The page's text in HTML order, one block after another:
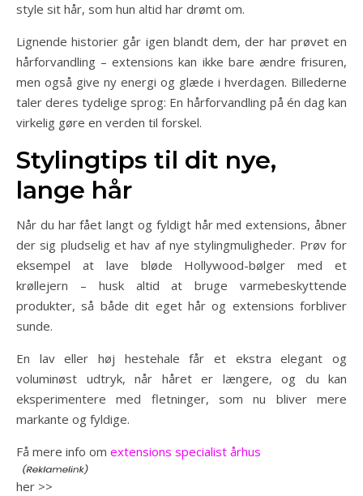
style sit hår, som hun altid har drømt om.
Lignende historier går igen blandt dem, der har prøvet en
hårforvandling – extensions kan ikke bare ændre frisuren,
men også give ny energi og glæde i hverdagen. Billederne
taler deres tydelige sprog: En hårforvandling på én dag kan
virkelig gøre en verden til forskel.
Stylingtips til dit nye,
lange hår
Når du har fået langt og fyldigt hår med extensions, åbner
der sig pludselig et hav af nye stylingmuligheder. Prøv for
eksempel at lave bløde Hollywood-bølger med et
krøllejern – husk altid at bruge varmebeskyttende
produkter, så både dit eget hår og extensions forbliver
sunde.
En lav eller høj hestehale får et ekstra elegant og
voluminøst udtryk, når håret er længere, og du kan
eksperimentere med fletninger, som nu bliver mere
markante og fyldige.
Få mere info om extensions specialist århus
her >>